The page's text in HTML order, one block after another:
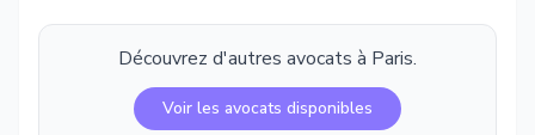
Découvrez d'autres avocats à Paris.
Voir les avocats disponibles